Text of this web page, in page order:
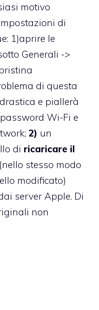
motivo
di
1)aprire le
Generali ->
di questa
e piallerà
Wi-Fi e
2) un
di ricaricare il
(nello stesso modo
modificato)
server Apple. Di
non